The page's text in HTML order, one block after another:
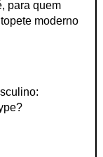
para quem
moderno